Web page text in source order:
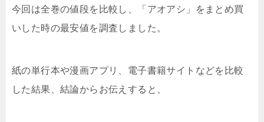
今回は全巻の値段を比較し、「アオアシ」をまとめ買
いした時の最安値を調査しました。
紙の単行本や漫画アプリ、電子書籍サイトなどを比較
した結果、結論からお伝えすると、